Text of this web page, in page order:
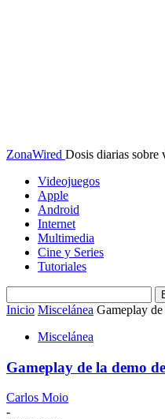
ZonaWired Dosis diarias sobre
Videojuegos
Apple
Android
Internet
Multimedia
Cine y Series
Tutoriales
Inicio Miscelánea Gameplay
Miscelánea
Gameplay de la demo
Carlos Moio
-